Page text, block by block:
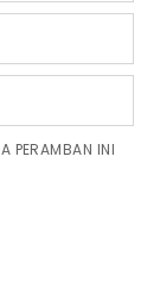
PERAMBAN INI